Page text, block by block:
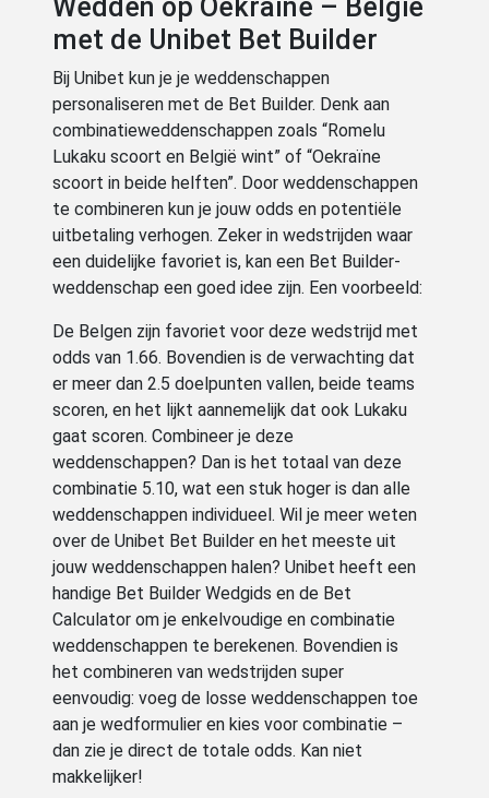
Wedden op Oekraïne – België
met de Unibet Bet Builder
Bij Unibet kun je je weddenschappen
personaliseren met de Bet Builder. Denk aan
combinatieweddenschappen zoals “Romelu
Lukaku scoort en België wint” of “Oekraïne
scoort in beide helften”. Door weddenschappen
te combineren kun je jouw odds en potentiële
uitbetaling verhogen. Zeker in wedstrijden waar
een duidelijke favoriet is, kan een Bet Builder-
weddenschap een goed idee zijn. Een voorbeeld:
De Belgen zijn favoriet voor deze wedstrijd met
odds van 1.66. Bovendien is de verwachting dat
er meer dan 2.5 doelpunten vallen, beide teams
scoren, en het lijkt aannemelijk dat ook Lukaku
gaat scoren. Combineer je deze
weddenschappen? Dan is het totaal van deze
combinatie 5.10, wat een stuk hoger is dan alle
weddenschappen individueel. Wil je meer weten
over de Unibet Bet Builder en het meeste uit
jouw weddenschappen halen? Unibet heeft een
handige Bet Builder Wedgids en de Bet
Calculator om je enkelvoudige en combinatie
weddenschappen te berekenen. Bovendien is
het combineren van wedstrijden super
eenvoudig: voeg de losse weddenschappen toe
aan je wedformulier en kies voor combinatie –
dan zie je direct de totale odds. Kan niet
makkelijker!